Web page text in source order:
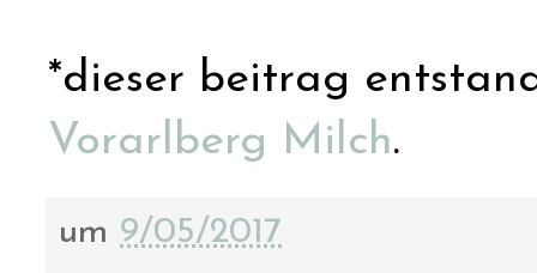
*dieser beitrag
Vorarlberg Milch.
um 9/05/2017